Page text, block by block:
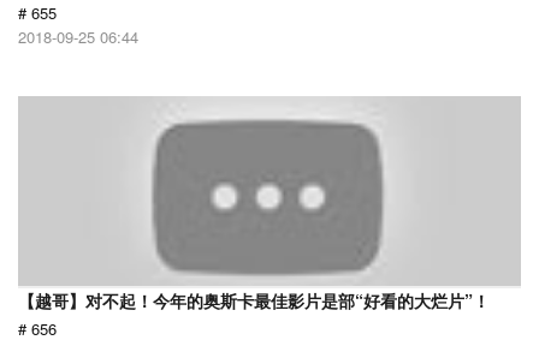
# 655
2018-09-25 06:44
【越哥】对不起！今年的奥斯卡最佳影片是部“好看的大烂片”！
# 656